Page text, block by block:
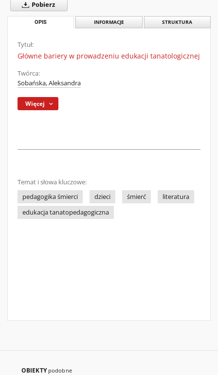
Pobierz
OPIS INFORMACJE STRUKTURA
Tytuł:
Główne bariery w prowadzeniu edukacji tanatologicznej
Twórca:
Sobańska, Aleksandra
Więcej
Temat i słowa kluczowe:
pedagogika śmierci
dzieci śmierć
literatura
edukacja tanatopedagogiczna
OBIEKTY podobne